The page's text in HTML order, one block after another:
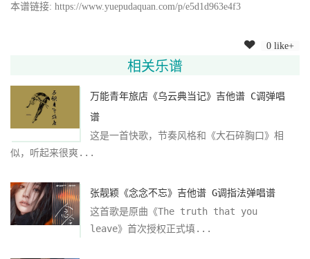
本谱链接: https://www.yuepudaquan.com/p/e5d1d963e4f3
0 like+
相关乐谱
万能青年旅店《乌云典当记》吉他谱 C调弹唱
谱
这是一首快歌，节奏风格和《大石碎胸口》相
似，听起来很爽...
张靓颖《念念不忘》吉他谱 G调指法弹唱谱
这首歌是原曲《The truth that you
leave》首次授权正式填...